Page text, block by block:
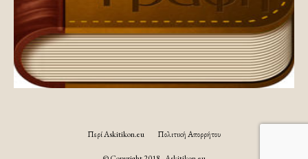
Περί Askitikon.eu Πολιτική Απορρήτου